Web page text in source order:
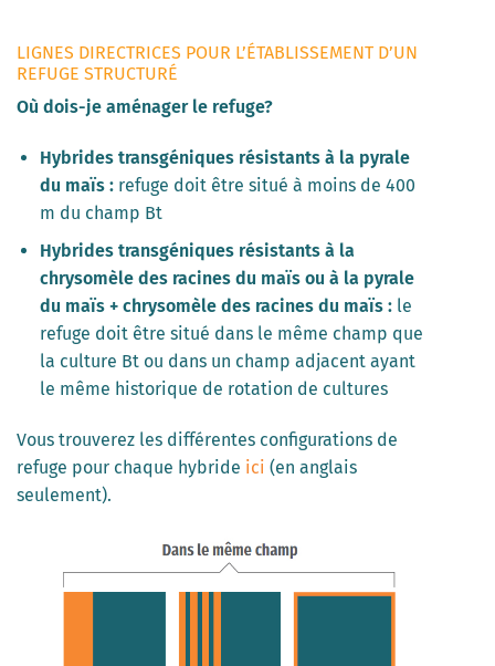
LIGNES DIRECTRICES POUR L’ÉTABLISSEMENT D’UN
REFUGE STRUCTURÉ
Où dois-je aménager le refuge?
Hybrides transgéniques résistants à la pyrale
du maïs :refuge doit être situé à moins de 400
m du champ Bt
Hybrides transgéniques résistants à la
chrysomèle des racines du maïs ou à la pyrale
du maïs + chrysomèle des racines du maïs :le
refuge doit être situé dans le même champ que
la culture Bt ou dans un champ adjacent ayant
le même historique de rotation de cultures
Vous trouverez les différentes configurations de
refuge pour chaque hybride ici (en anglais
seulement).